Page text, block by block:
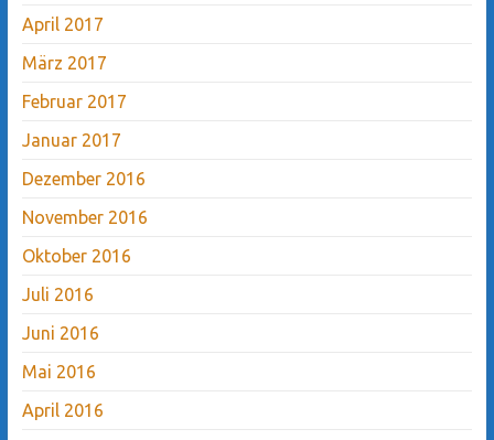
April 2017
März 2017
Februar 2017
Januar 2017
Dezember 2016
November 2016
Oktober 2016
Juli 2016
Juni 2016
Mai 2016
April 2016